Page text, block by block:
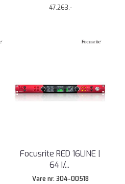
47.263,-
Focusrite RED 16LINE |
64 I/...
Vare nr. 304-00518